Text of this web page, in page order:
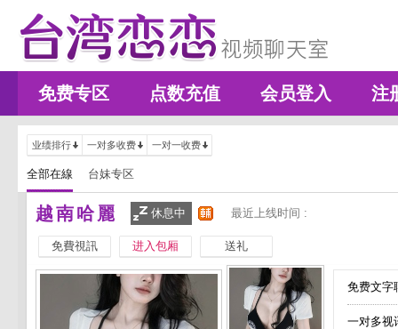
免费专区 点数充值 会员登入 注
业绩排行 一对多收费 一对一收费
全部在線 台妹专区
越南哈麗 休息中 最近上线时间 :
免費視訊 进入包厢 送礼
免费文
一对多